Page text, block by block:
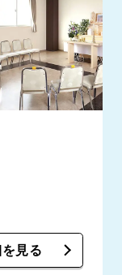
見る